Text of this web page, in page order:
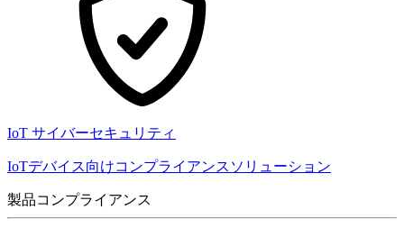
IoT サイバーセキュリティ
IoTデバイス向けコンプライアンスソリューション
製品コンプライアンス